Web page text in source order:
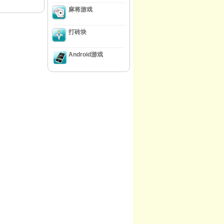
麻将游戏
打砖块
Android游戏